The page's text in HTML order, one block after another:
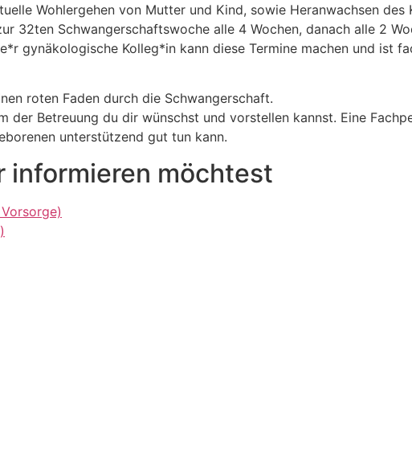
Wohlergehen von Mutter und Kind, sowie Heranwachsen
32ten Schwangerschaftswoche alle 4 Wochen, danach alle 2
gynäkologische Kolleg*in kann diese Termine machen und ist
roten Faden durch die Schwangerschaft.
der Betreuung du dir wünschst und vorstellen kannst. Eine
unterstützend gut tun kann.
informieren möchtest